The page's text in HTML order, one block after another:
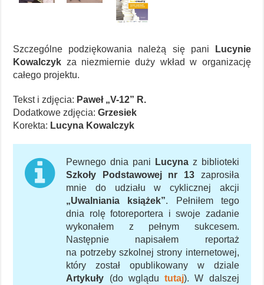
Szczególne podziękowania należą się pani
Lucynie
Kowalczyk za niezmiernie duży wkład w organizację
całego projektu.
Tekst i zdjęcia: Paweł „V-12” R.
Dodatkowe zdjęcia:Grzesiek
Korekta: Lucyna Kowalczyk
Pewnego dnia pani Lucynaz biblioteki
Szkoły Podstawowej nr 13 zaprosiła
mnie do udziału w cyklicznej akcji
„Uwalniania książek”. Pełniłem tego
dnia rolę fotoreportera i swoje zadanie
wykonałem z pełnym sukcesem.
Następnie napisałem reportaż
na potrzeby szkolnej strony internetowej,
który został opublikowany w dziale
Artykuły (do wglądututaj). W dalszej